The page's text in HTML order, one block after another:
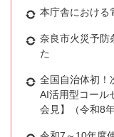
本庁舎における
奈良市火災予防
た
全国自治体初！
AI活用型コール
会見】（令和8